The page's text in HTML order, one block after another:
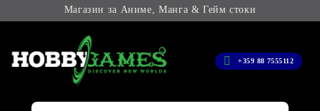
Магазин за Аниме, Манга & Гейм стоки
+359 88 7555112